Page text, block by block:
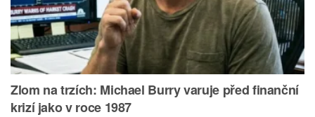
Zlom na trzích: Michael Burry varuje před finanční
krizí jako v roce 1987